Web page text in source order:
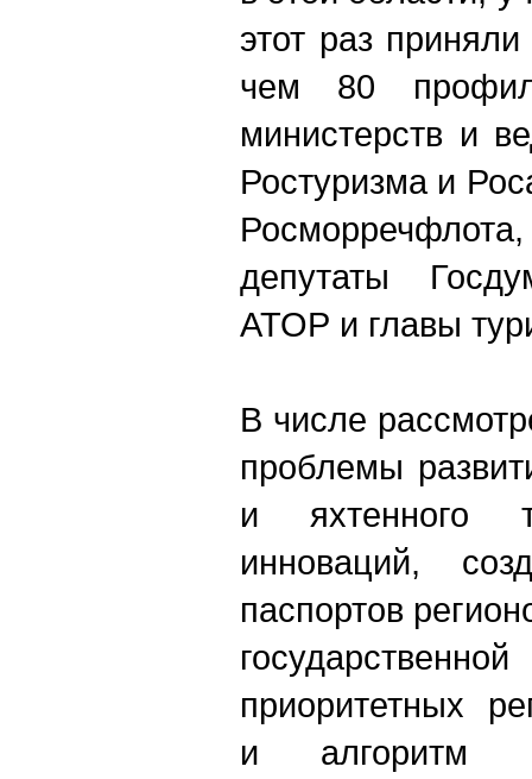
этот раз
чем 80
министерств и
Ростуризма и
депутаты
АТОР и главы
В числе
проблемы
и яхтенного
инноваций,
паспортов
приоритетных
и алгоритм